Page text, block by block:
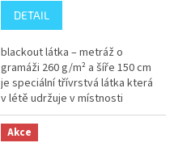
DETAIL
blackout látka – metráž o
gramáži 260 g/m² a šíře 150 cm
je speciální třívrstvá látka která
v létě udržuje v místnosti
příjemný chlad a vypadá
luxusně. Částečně také tlumí...
Akce